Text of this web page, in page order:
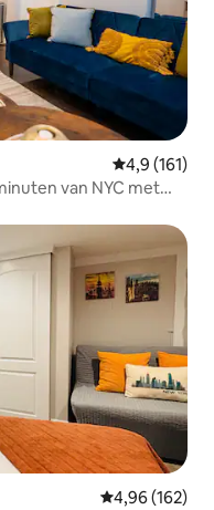
Gemiddelde
4,9 (161)
van NYC met
Gemiddelde
4,96 (162)